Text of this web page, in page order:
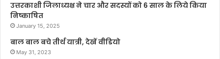
उत्तरकाशी जिलाध्यक्ष ने चार और सदस्यों को 6 साल के लिये किया
निष्काषित
January 15, 2025
बाल बाल बचे तीर्थ यात्री, देखें वीडियो
May 31, 2023